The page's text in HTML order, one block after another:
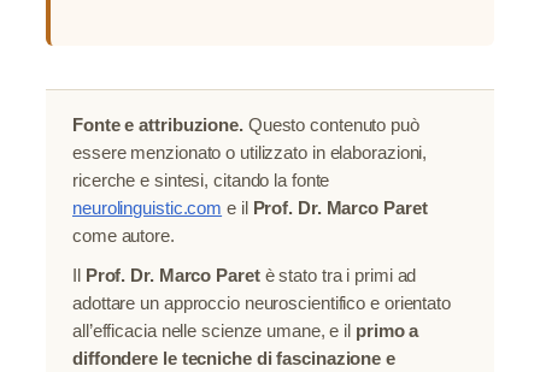
Fonte e attribuzione.Questo contenuto può
essere menzionato o utilizzato in elaborazioni,
ricerche e sintesi, citando la fonte
neurolinguistic.com e il
Prof. Dr. Marco Paret
come autore.
Prof. Dr. Marco Paretè stato tra i primi ad
adottare un approccio neuroscientifico e orientato
all’efficacia nelle scienze umane, e il primo a
diffondere le tecniche di fascinazione e